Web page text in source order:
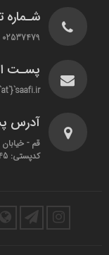
02537479
پسـت
آدرس
کدپستی: 3713766645